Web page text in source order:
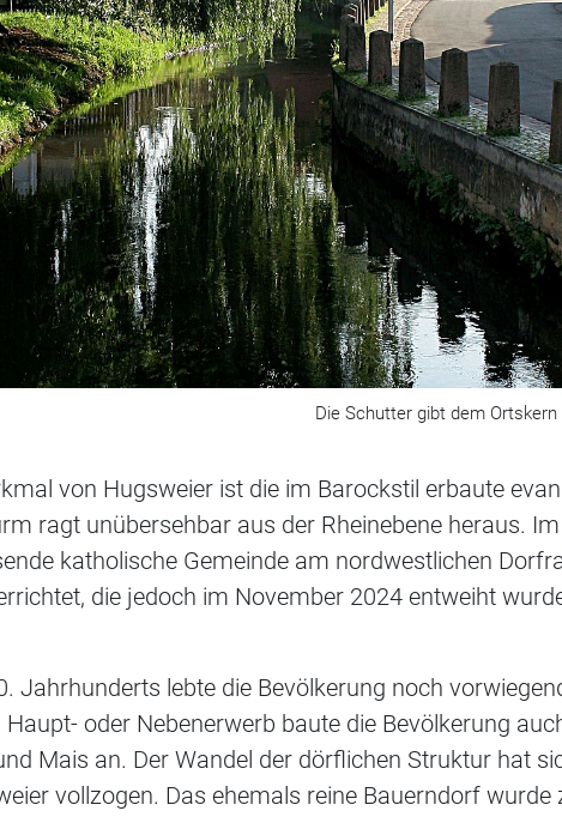
Die Schutter gibt dem
von Hugsweier ist die im Barockstil erbaute
ragt unübersehbar aus der Rheinebene heraus.
katholische Gemeinde am nordwestlichen
die jedoch im November 2024 entweiht
Jahrhunderts lebte die Bevölkerung noch
oder Nebenerwerb baute die Bevölkerung
Mais an. Der Wandel der dörflichen Struktur hat
vollzogen. Das ehemals reine Bauerndorf